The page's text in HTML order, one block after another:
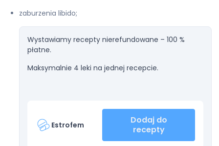
zaburzenia libido;
Wystawiamy recepty nierefundowane – 100 %
płatne.
Maksymalnie 4 leki na jednej recepcie.
Estrofem
Dodaj do
recepty